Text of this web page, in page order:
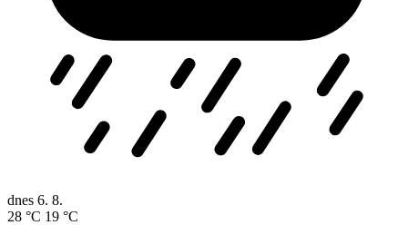
dnes 6. 8.
28 °C 19 °C